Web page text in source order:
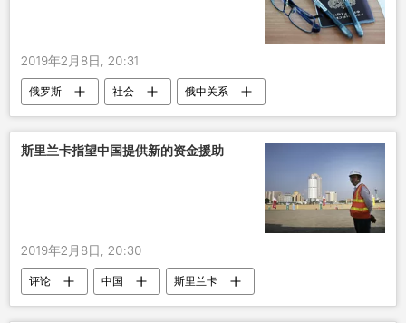
2019年2月8日, 20:31
俄罗斯 社会
俄中关系
汉语
斯里兰卡指望中国提供新的资金援助
2019年2月8日, 20:30
评论 中国 斯里兰卡